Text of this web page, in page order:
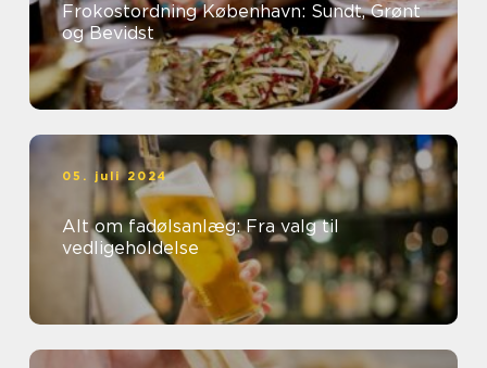
Frokostordning København: Sundt, Grønt
og Bevidst
05. juli 2024
Alt om fadølsanlæg: Fra valg til
vedligeholdelse